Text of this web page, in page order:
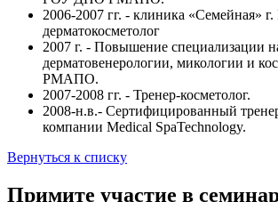
2006-2007 гг. - клиника «Семейная»
дерматокосметолог
2007 г. - Повышение специализации
дерматовенерологии, микологии и
РМАПО.
2007-2008 гг. - Тренер-косметолог.
2008-н.в.- Сертифицированный
компании Medical SpaTechnology.
Вернуться к списку
Примите участие в